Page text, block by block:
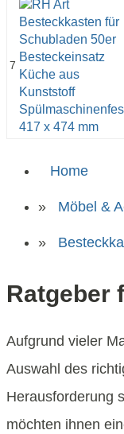
7
Home
» Möbel &
»
Ratgeber
Aufgrund vieler
Auswahl des
Herausforderung
möchten ihnen